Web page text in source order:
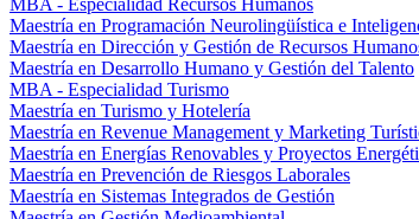
MBA - Especialidad Recursos Humanos
Maestría en Programación Neurolingüística e
Maestría en Dirección y Gestión de Recursos
Maestría en Desarrollo Humano y Gestión del Talento
MBA - Especialidad Turismo
Maestría en Turismo y Hotelería
Maestría en Revenue Management y Marketing
Maestría en Energías Renovables y Proyectos
Maestría en Prevención de Riesgos Laborales
Maestría en Sistemas Integrados de Gestión